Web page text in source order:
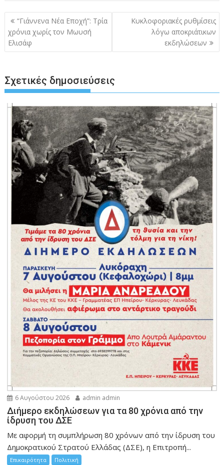
Πλοήγηση
άρθρων
“Γιάννενα Νέα Εποχή”: Τρία
χρόνια χωρίς τον Μωυσή
Ελισάφ
Κυκλοφοριακές ρυθμίσεις
λόγω αποκριάτικων
εκδηλώσεων
Σχετικές δημοσιεύσεις
6 Αυγούστου 2026 admin admin
Διήμερο εκδηλώσεων για τα 80 χρόνια από την
ίδρυση του ΔΣΕ
Με αφορμή τη συμπλήρωση 80 χρόνων από την ίδρυση του
Δημοκρατικού Στρατού Ελλάδας (ΔΣΕ), η Επιτροπή...
Επικαιρότητα Πολιτική